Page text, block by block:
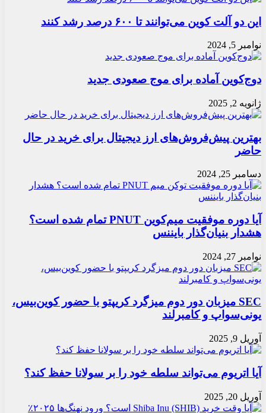
این دو آلت کوین می‌توانند تا ۶۰۰ درصد رشد کنند
نوامبر 5, 2024
دوج‌کوین آماده برای موج صعودی جدید
ژانویه 2, 2025
بهترین پیش‌فروش‌های ارز دیجیتال برای خرید در حال
حاضر
دسامبر 25, 2024
آیا دوره موفقیت میم‌کوین PNUT تمام شده است؟
هشدار بنیان‌گذار بایننس
نوامبر 27, 2024
SEC میزبان دور دوم میزگرد کریپتو با حضور کوین‌بیس،
یونی‌سواپ و کامبرلند
آوریل 9, 2025
آیا اتریوم می‌تواند سلطه خود را بر سولانا حفظ کند؟
آوریل 20, 2025